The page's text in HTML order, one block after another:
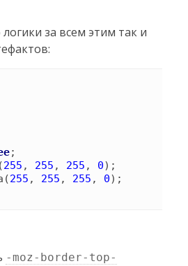
за всем этим так и
;
(255 , 255 , 255 , 0) ;
(255 , 255 , 255 , 0)
-moz-border-top-